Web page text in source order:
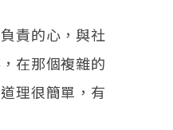
責的心，與社
在那個複雜的
理很簡單，有